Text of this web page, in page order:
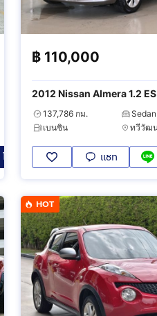
โทร
฿ 110,000
2012 Nissan Almera 1.2 ES
137,786 กม.
Sedan
เบนซิน
แชท
HOT